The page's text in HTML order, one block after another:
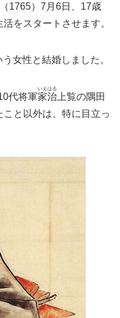
1765）7月6日、17歳
をスタートさせます。
う女性と結婚しました。
代将軍家治
いえはる
上覧の隅田
と以外は、特に目立っ